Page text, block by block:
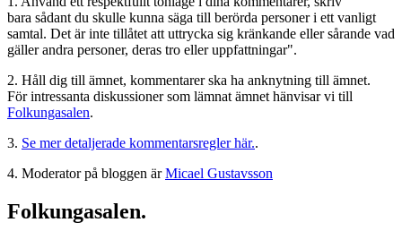
bara sådant du skulle kunna säga till berörda personer i ett vanligt
samtal. Det är inte tillåtet att uttrycka sig kränkande eller sårande vad
gäller andra personer, deras tro eller uppfattningar".
2. Håll dig till ämnet, kommentarer ska ha anknytning till ämnet.
För intressanta diskussioner som lämnat ämnet hänvisar vi till
Folkungasalen.
3. Se mer detaljerade kommentarsregler här..
4. Moderator på bloggen ärMicael Gustavsson
Folkungasalen.